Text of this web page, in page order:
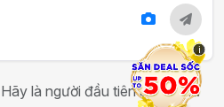
là người đầu tiên bình luận!
i